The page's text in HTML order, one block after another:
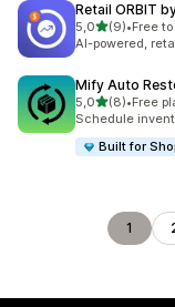
Retail ORBIT
5,0de 5 estrelas
(9)
9 total de
•Free
AI-powered,
Mify Auto
5,0de 5 estrelas
(8)
8 total de
•Free
Schedule
Built for
1